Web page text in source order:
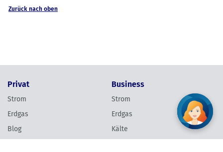
Zurück nach oben
Privat
Strom
Erdgas
Blog
Business
Strom
Erdgas
Kälte